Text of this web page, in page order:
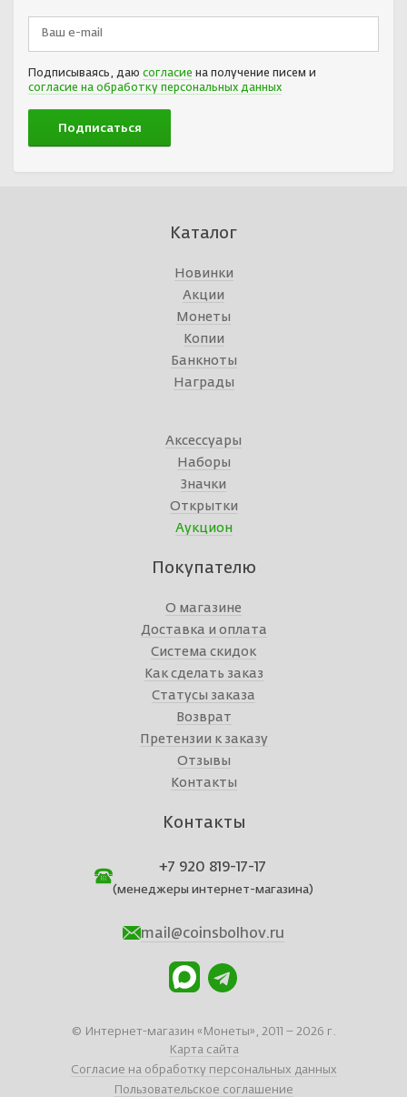
Подписываясь, даю согласие на получение писем и
согласие на обработку персональных данных
Каталог
Новинки
Акции
Монеты
Копии
Банкноты
Награды
Аксессуары
Наборы
Значки
Открытки
Аукцион
Покупателю
О магазине
Доставка и оплата
Система скидок
Как сделать заказ
Статусы заказа
Возврат
Претензии к заказу
Отзывы
Контакты
Контакты
+7 920 819-17-17
(менеджеры интернет-магазина)
mail@coinsbolhov.ru
© Интернет-магазин «Монеты», 2011 – 2026 г.
Карта сайта
Согласие на обработку персональных данных
Пользовательское соглашение